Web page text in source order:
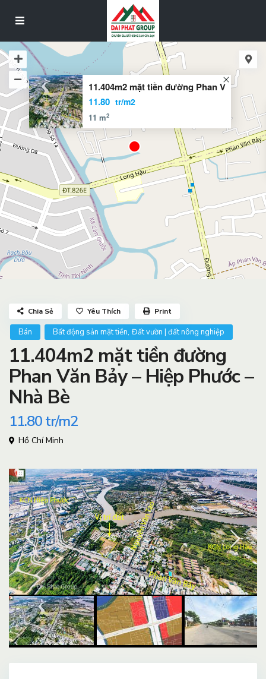
11.404m2 mặt tiền đường Phan V
11.80 tr/m2
11 m2
Bán Bất động sản mặt tiền, Đất vườn | đất nông nghiệp
11.404m2 mặt tiền đường
Phan Văn Bảy – Hiệp Phước –
Nhà Bè
11.80tr/m2
Hồ Chí Minh
Chia Sẻ Yêu Thích Print